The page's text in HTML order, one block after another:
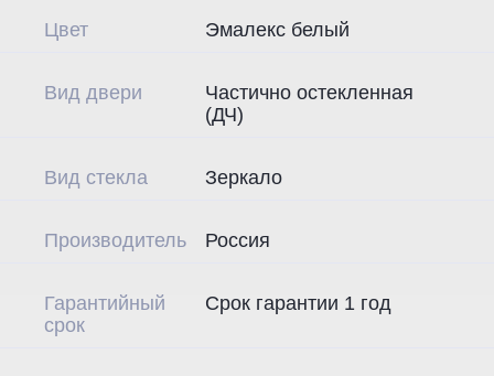
Цвет Эмалекс белый
Вид двери
Частично остекленная
(ДЧ)
Вид стекла Зеркало
Производитель Россия
Гарантийный
срок
Срок гарантии 1 год